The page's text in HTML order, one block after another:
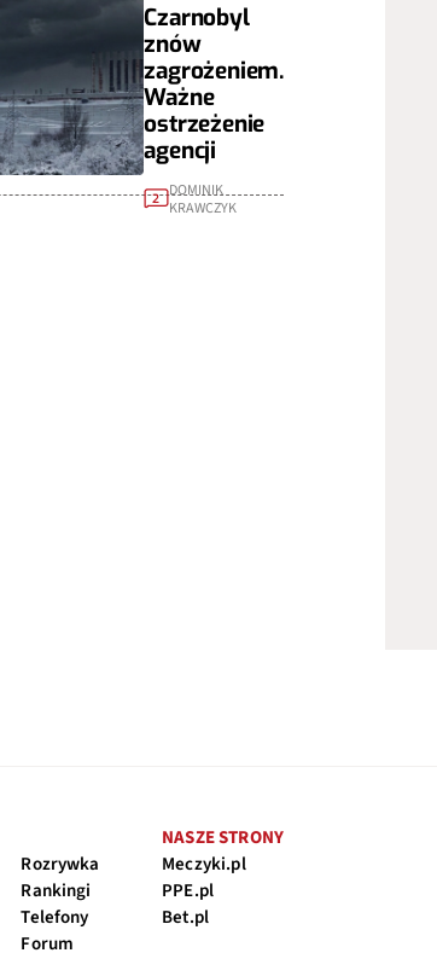
Czarnobyl
znów
zagrożeniem.
Ważne
ostrzeżenie
agencji
2 DOMINIK
KRAWCZYK
Rozrywka
Rankingi
Telefony
Forum
NASZE STRONY
Meczyki.pl
PPE.pl
Bet.pl